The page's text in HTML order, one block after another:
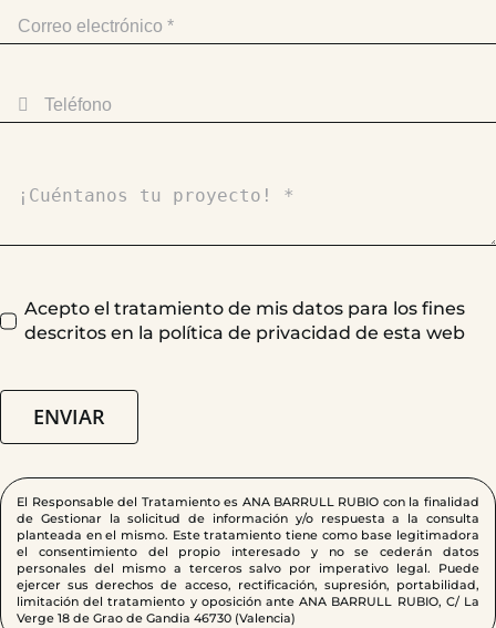
Acepto el tratamiento de mis datos para los fines
descritos en la política de privacidad de esta web
ENVIAR
El Responsable del Tratamiento es ANA BARRULL RUBIO con la finalidad
de Gestionar la solicitud de información y/o respuesta a la consulta
planteada en el mismo. Este tratamiento tiene como base legitimadora
el consentimiento del propio interesado y no se cederán datos
personales del mismo a terceros salvo por imperativo legal. Puede
ejercer sus derechos de acceso, rectificación, supresión, portabilidad,
limitación del tratamiento y oposición ante ANA BARRULL RUBIO, C/ La
Verge 18 de Grao de Gandia 46730 (Valencia)